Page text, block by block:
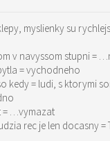
myslienky su
v navyssom stupni =
= vychodneho
kedy = ludi, s ktorymi
= …vymazat
rec je len docasny